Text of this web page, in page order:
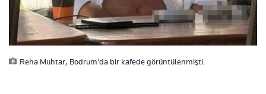
Reha Muhtar, Bodrum'da bir kafede görüntülenmişti.